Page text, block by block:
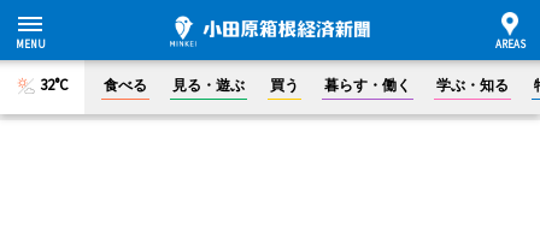
32°C 食べる 見る・遊ぶ 買う 暮らす・働く 学ぶ・知る